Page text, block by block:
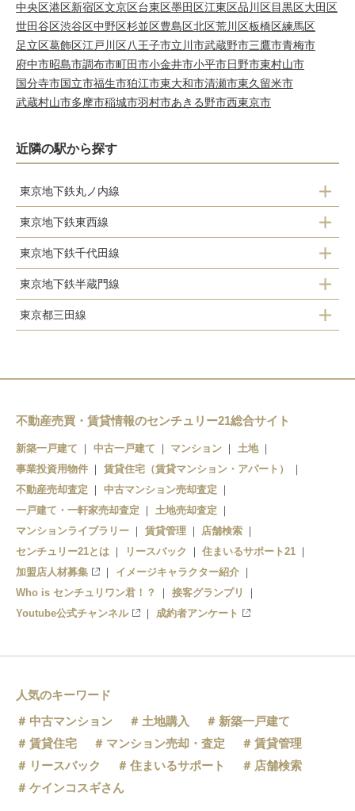
中央区港区新宿区文京区台東区墨田区江東区品川区目黒区大田区
世田谷区渋谷区中野区杉並区豊島区北区荒川区板橋区練馬区
足立区葛飾区江戸川区八王子市立川市武蔵野市三鷹市青梅市
府中市昭島市調布市町田市小金井市小平市日野市東村山市
国分寺市国立市福生市狛江市東大和市清瀬市東久留米市
武蔵村山市多摩市稲城市羽村市あきる野市西東京市
近隣の駅から探す
東京地下鉄丸ノ内線
本郷三丁目
御茶ノ水
淡路町
大手町
銀座
霞ケ関
東京地下鉄東西線
飯田橋
九段下
竹橋
日本橋
門前仲町
東京地下鉄千代田線
根津
湯島
大手町
日比谷
霞ケ関
東京地下鉄半蔵門線
半蔵門
水天宮前
清澄白河
東京都三田線
水道橋
神保町
大手町
日比谷
内幸町
御成門
不動産売買・賃貸情報のセンチュリー21総合サイト
新築一戸建て 中古一戸建て マンション
土地
事業投資用物件
賃貸住宅（賃貸マンション・アパート）
不動産売却査定
中古マンション売却査定
一戸建て・一軒家売却査定
土地売却査定
マンションライブラリー
賃貸管理
店舗検索
センチュリー21とは
リースバック
住まいるサポート21
加盟店人材募集
イメージキャラクター紹介
Who is センチュリワン君！？
接客グランプリ
Youtube公式チャンネル
成約者アンケート
人気のキーワード
中古マンション
土地購入
新築一戸建て
賃貸住宅
マンション売却・査定
賃貸管理
リースバック
住まいるサポート
店舗検索
ケインコスギさん